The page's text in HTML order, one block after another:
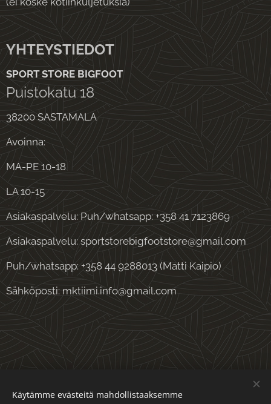
YHTEYSTIEDOT
SPORT STORE BIGFOOT
Puistokatu 18
38200 SASTAMALA
Avoinna:
MA-PE 10-18
LA 10-15
Asiakaspalvelu: Puh/whatsapp: +358 41 7123869
Asiakaspalvelu: sportstorebigfootstore@gmail.com
Puh/whatsapp: +358 44 9288013 (Matti Kaipio)
Sähköposti: mktiimi.info@gmail.com
Evästeet
Käytämme evästeitä mahdollistaaksemme